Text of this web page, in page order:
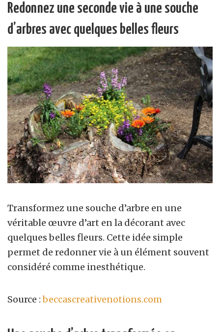
Redonnez une seconde vie à une souche
d’arbres avec quelques belles fleurs
Transformez une souche d’arbre en une
véritable œuvre d’art en la décorant avec
quelques belles fleurs. Cette idée simple
permet de redonner vie à un élément souvent
considéré comme inesthétique.
Source :beccascreativenotions.com